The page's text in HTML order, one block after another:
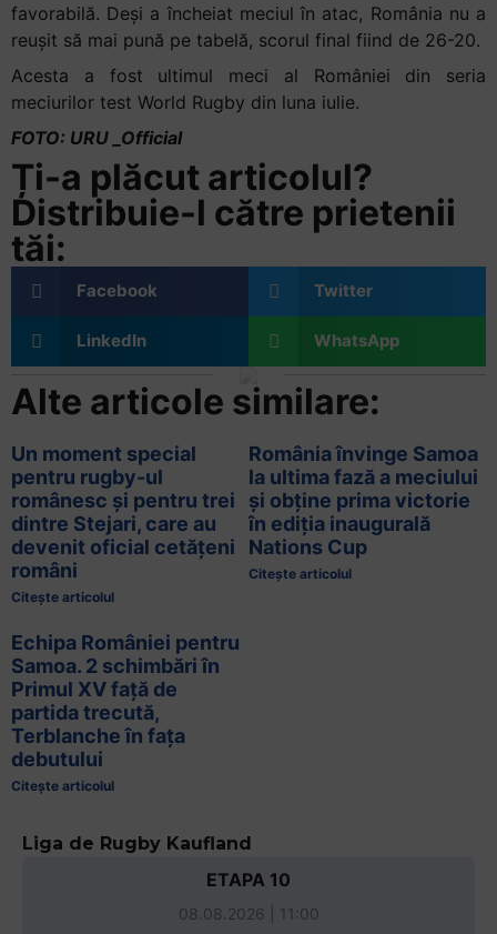
favorabilă. Deși a încheiat meciul în atac, România nu a
reușit să mai pună pe tabelă, scorul final fiind de 26-20.
Acesta a fost ultimul meci al României din seria
meciurilor test World Rugby din luna iulie.
FOTO: URU _Official
Ți-a plăcut articolul?
Distribuie-l către prietenii
tăi:
Facebook Twitter
LinkedIn WhatsApp
Alte articole similare:
Un moment special
pentru rugby-ul
românesc și pentru trei
dintre Stejari, care au
devenit oficial cetățeni
români
Citește articolul
România învinge Samoa
la ultima fază a meciului
și obține prima victorie
în ediția inaugurală
Nations Cup
Citește articolul
Echipa României pentru
Samoa. 2 schimbări în
Primul XV față de
partida trecută,
Terblanche în fața
debutului
Citește articolul
Liga de Rugby Kaufland
ETAPA 10
08.08.2026 | 11:00